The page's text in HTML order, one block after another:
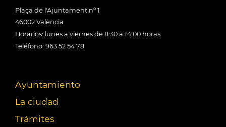
Plaça de l'Ajuntament nº 1
46002 València
Horarios: lunes a viernes de 8:30 a 14:00 horas
Teléfono: 963 52 54 78
Ayuntamiento
La ciudad
Trámites